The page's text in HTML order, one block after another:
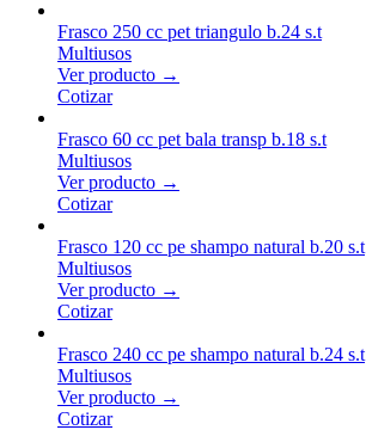
Frasco 250 cc pet triangulo b.24 s.t
Multiusos
Ver producto →
Cotizar
Frasco 60 cc pet bala transp b.18 s.t
Multiusos
Ver producto →
Cotizar
Frasco 120 cc pe shampo natural b.20 s.t
Multiusos
Ver producto →
Cotizar
Frasco 240 cc pe shampo natural b.24 s.t
Multiusos
Ver producto →
Cotizar